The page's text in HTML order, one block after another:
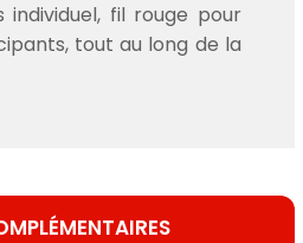
individuel, fil rouge pour
tout au long de la